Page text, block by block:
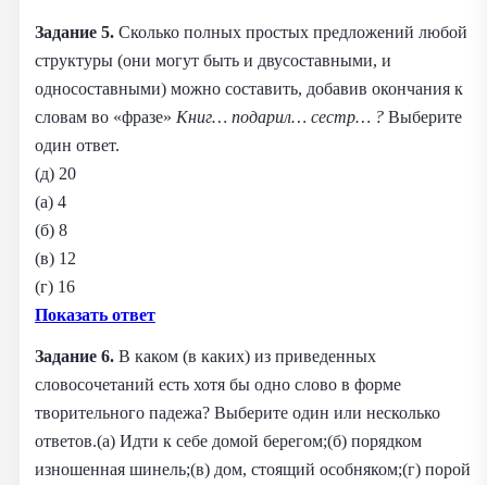
Задание 5. Сколько полных простых предложений любой
структуры (они могут быть и двусоставными, и
односоставными) можно составить, добавив окончания к
словам во «фразе» Книг… подарил… сестр… ? Выберите
один ответ.
(д) 20
(а) 4
(б) 8
(в) 12
(г) 16
Показать ответ
Задание 6. В каком (в каких) из приведенных
словосочетаний есть хотя бы одно слово в форме
творительного падежа? Выберите один или несколько
ответов.(а) Идти к себе домой берегом;(б) порядком
изношенная шинель;(в) дом, стоящий особняком;(г) порой